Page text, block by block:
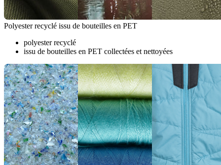
Polyester recyclé issu de bouteilles en PET
polyester recyclé
issu de bouteilles en PET collectées et nettoyées